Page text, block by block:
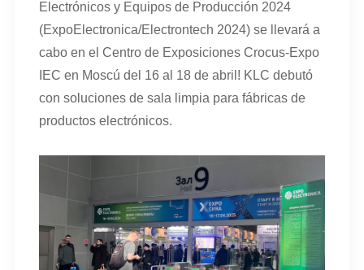
Electrónicos y Equipos de Producción 2024
(ExpoElectronica/Electrontech 2024) se llevará a
cabo en el Centro de Exposiciones Crocus-Expo
IEC en Moscú del 16 al 18 de abril! KLC debutó
con soluciones de sala limpia para fábricas de
productos electrónicos.